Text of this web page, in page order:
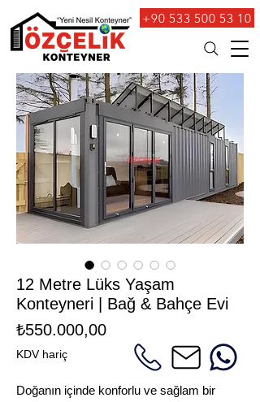
+90 533 500 53 10
12 Metre Lüks Yaşam
Konteyneri | Bağ & Bahçe Evi
₺550.000,00Fiyat
KDV hariç
Doğanın içinde konforlu ve sağlam bir